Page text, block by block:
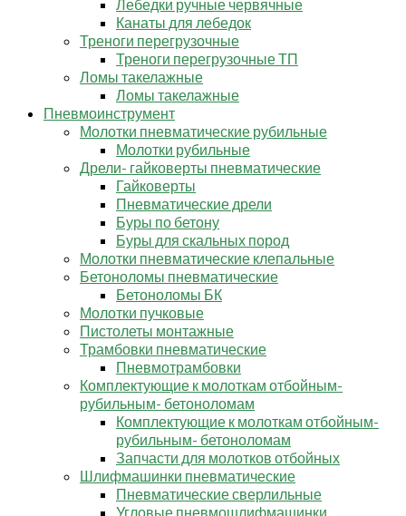
Лебедки ручные червячные
Канаты для лебедок
Треноги перегрузочные
Треноги перегрузочные ТП
Ломы такелажные
Ломы такелажные
Пневмоинструмент
Молотки пневматические рубильные
Молотки рубильные
Дрели- гайковерты пневматические
Гайковерты
Пневматические дрели
Буры по бетону
Буры для скальных пород
Молотки пневматические клепальные
Бетоноломы пневматические
Бетоноломы БК
Молотки пучковые
Пистолеты монтажные
Трамбовки пневматические
Пневмотрамбовки
Комплектующие к молоткам отбойным-
рубильным- бетоноломам
Комплектующие к молоткам отбойным-
рубильным- бетоноломам
Запчасти для молотков отбойных
Шлифмашинки пневматические
Пневматические сверлильные
Угловые пневмошлифмашинки